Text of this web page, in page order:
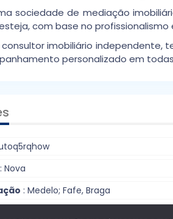
sociedade de mediação
com base no profissionalismo
imobiliário independente,
personalizado em
: Nova
: Medelo; Fafe, Braga